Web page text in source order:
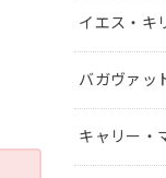
イエス・キ
バガヴァッ
キャリー・